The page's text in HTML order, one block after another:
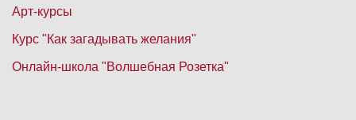
Арт-курсы
Курс "Как загадывать желания"
Онлайн-школа "Волшебная Розетка"